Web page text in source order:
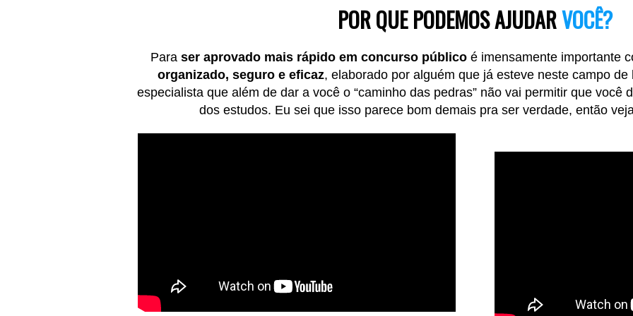
POR QUE PODEMOS AJUDARVOCÊ?
Para ser aprovado mais rápido em concurso públicoé imensamente importante
organizado, seguro e eficaz, elaborado por alguém que já esteve neste campo
especialista que além de dar a você o “caminho das pedras” não vai permitir que você
dos estudos. Eu sei que isso parece bom demais pra ser verdade, então